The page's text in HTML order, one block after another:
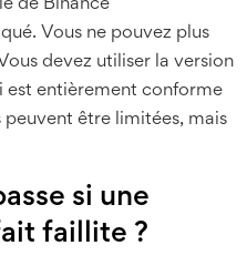
de Binance
Vous ne pouvez plus
devez utiliser la version
est entièrement conforme
être limitées, mais
si une
faillite ?